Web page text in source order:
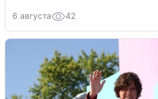
6 августа 42